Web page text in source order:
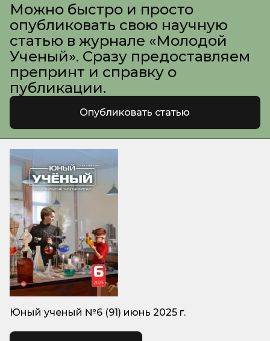
Можно быстро и просто
опубликовать свою научную
статью в журнале «Молодой
Ученый». Сразу предоставляем
препринт и справку о
публикации.
Опубликовать статью
Юный ученый №6 (91) июнь 2025 г.